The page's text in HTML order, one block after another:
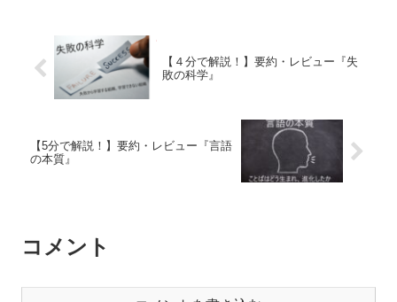
【４分で解説！】要約・レビュー『失
敗の科学』
【5分で解説！】要約・レビュー『言語
の本質』
コメント